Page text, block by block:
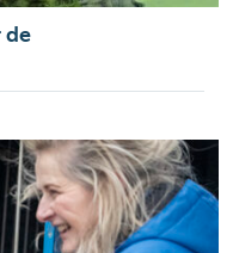
de